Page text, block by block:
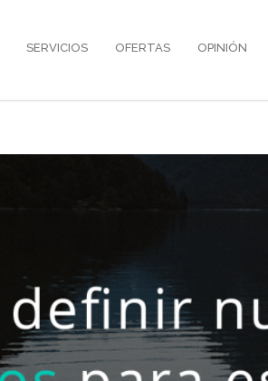
SERVICIOS OFERTAS OPINIÓN